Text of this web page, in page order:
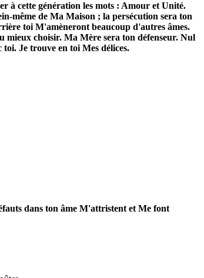
à cette génération les mots : Amour et Unité.
même de Ma Maison ; la persécution sera ton
toi M'amèneront beaucoup d'autres âmes.
mieux choisir. Ma Mère sera ton défenseur. Nul
Je trouve en toi Mes délices.
dans ton âme M'attristent et Me font